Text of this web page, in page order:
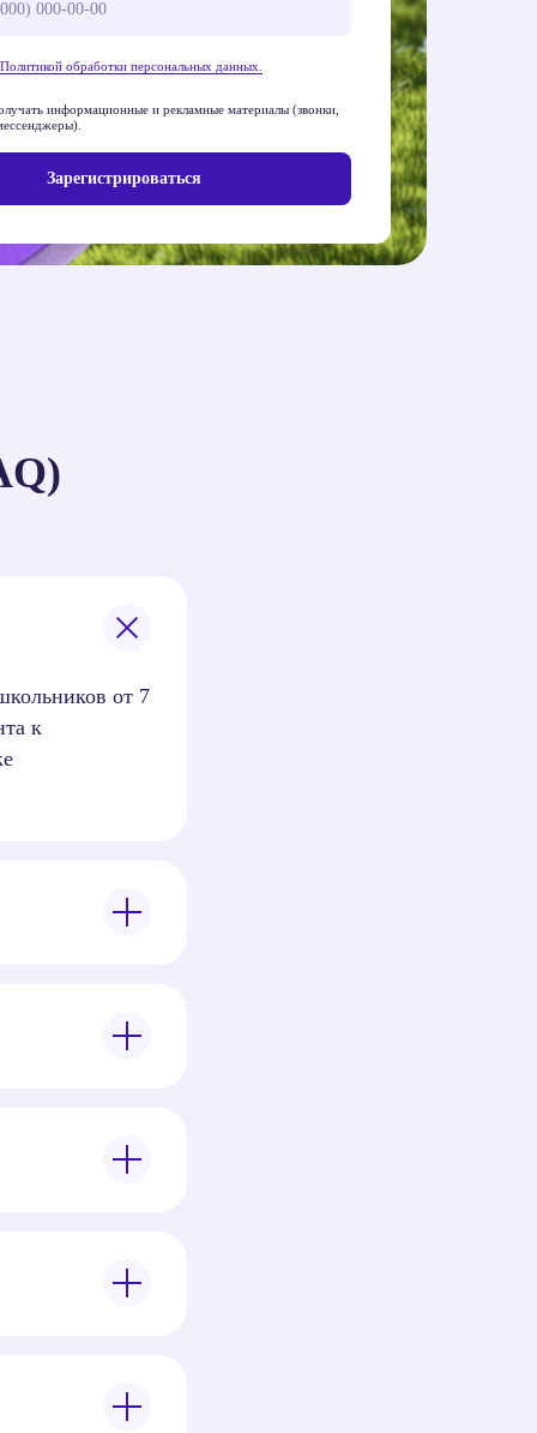
Политикой обработки персональных данных.
информационные и рекламные материалы (звонки,
Зарегистрироваться
от 7
к